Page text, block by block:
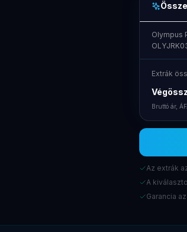
Olympus
Extrák
Bruttó ár,
Az extrák
A
Garancia